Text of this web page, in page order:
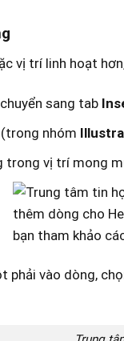
vị trí linh hoạt
sang tab
(trong nhóm
trong vị trí mong
phải vào dòng,